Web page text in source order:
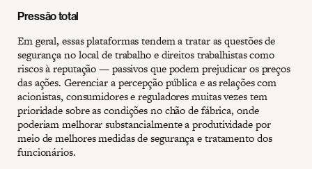
Pressão total
Em geral, essas plataformas tendem a tratar as questões de
segurança no local de trabalho e direitos trabalhistas como
riscos à reputação — passivos que podem prejudicar os preços
das ações. Gerenciar a percepção pública e as relações com
acionistas, consumidores e reguladores muitas vezes tem
prioridade sobre as condições no chão de fábrica, onde
poderiam melhorar substancialmente a produtividade por
meio de melhores medidas de segurança e tratamento dos
funcionários.